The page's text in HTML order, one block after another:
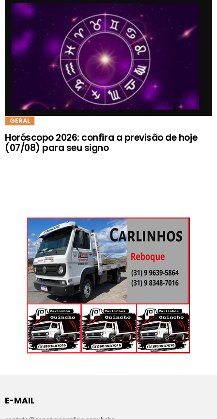
GERAL
Horóscopo 2026: confira a previsão de hoje
(07/08) para seu signo
E-MAIL